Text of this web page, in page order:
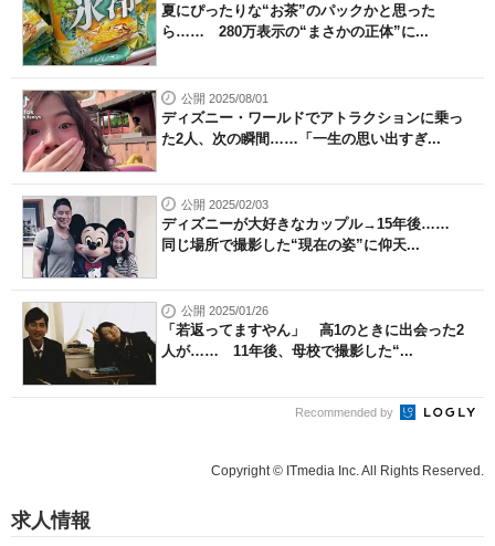
夏にぴったりな“お茶”のパックかと思った
ら…… 280万表示の“まさかの正体”に...
公開 2025/08/01
ディズニー・ワールドでアトラクションに乗っ
た2人、次の瞬間……「一生の思い出すぎ...
公開 2025/02/03
ディズニーが大好きなカップル→15年後……
同じ場所で撮影した“現在の姿”に仰天...
公開 2025/01/26
「若返ってますやん」 高1のときに出会った2
人が…… 11年後、母校で撮影した“...
Recommended by
Copyright © ITmedia Inc. All Rights Reserved.
求人情報